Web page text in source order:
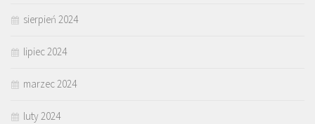
sierpień 2024
lipiec 2024
marzec 2024
luty 2024